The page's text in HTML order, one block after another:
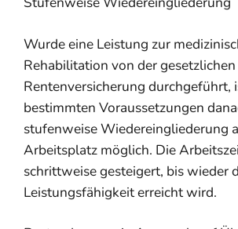
Wurde eine Leistung zur
Rehabilitation von der gesetzlichen
Rentenversicherung durchgeführt,
bestimmten Voraussetzungen
stufenweise Wiedereingliederung
Arbeitsplatz möglich. Die
schrittweise gesteigert, bis wieder
Leistungsfähigkeit erreicht wird.